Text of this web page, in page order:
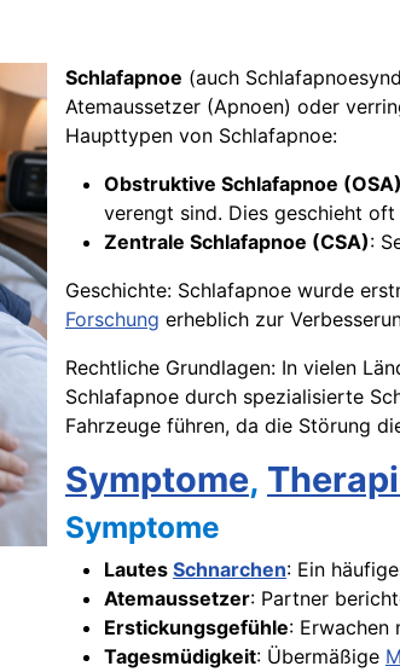
Schlafapnoe (auch
Atemaussetzer (Apnoen) oder
Haupttypen von Schlafapnoe:
Obstruktive Schlafapnoe (OSA)
verengt sind. Dies geschieht
Zentrale Schlafapnoe (CSA):
Geschichte: Schlafapnoe wurde
Forschung erheblich zur
Rechtliche Grundlagen: In vielen
Schlafapnoe durch spezialisierte
Fahrzeuge führen, da die Störung
Symptome,
Symptome
Lautes Schnarchen: Ein
Atemaussetzer: Partner
Erstickungsgefühle: Erwachen
Tagesmüdigkeit: Übermäßige